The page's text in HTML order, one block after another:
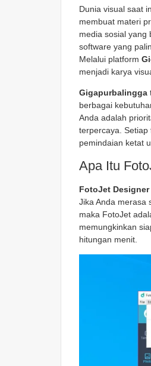
Dunia visual saat
membuat materi
media sosial yang
software yang
Melalui platform
menjadi karya
Gigapurbalingga
berbagai
Anda adalah
terpercaya.
pemindaian ketat
Apa Itu
FotoJet Designer
Jika Anda merasa
maka FotoJet
memungkinkan
hitungan menit.